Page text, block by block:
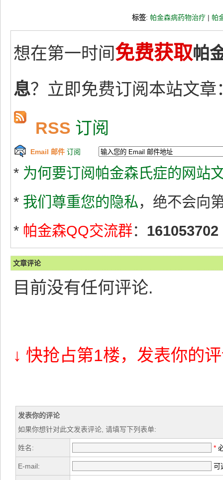
标签: 帕金森病药物治疗 | 帕
想在第一时间免费获取帕
息？立即免费订阅本站文章
RSS 订阅
Email 邮件 订阅
* 为何要订阅帕金森氏症的网站
* 我们尊重您的隐私，绝不会向
* 帕金森QQ交流群： 161053702
文章评论
目前没有任何评论.
↓ 快抢占第1楼，发表你的
发表你的评论
如果你想针对此文发表评论, 请填写下列表单:
姓名: *
E-mail: 可